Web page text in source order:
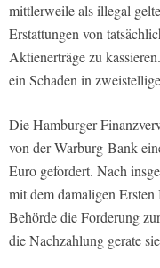
mittlerweile als illegal
Erstattungen von
Aktienerträge zu
ein Schaden in
Die Hamburger
von der Warburg-Bank
Euro gefordert. Nach
mit dem damaligen
Behörde die Forderung
die Nachzahlung gerate